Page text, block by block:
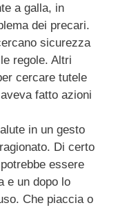
a galla, in
dei precari.
sicurezza
regole. Altri
cercare tutele
fatto azioni
in un gesto
Di certo
essere
e un dopo lo
Che piaccia o